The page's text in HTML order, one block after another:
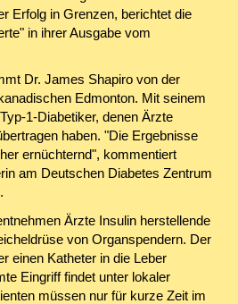
Erfolg in Grenzen, berichtet die
in ihrer Ausgabe vom
Dr. James Shapiro von der
Edmonton. Mit seinem
1-Diabetiker, denen Ärzte
haben. "Die Ergebnisse
ernüchternd", kommentiert
am Deutschen Diabetes Zentrum
Ärzte Insulin herstellende
von Organspendern. Der
einen Katheter in die Leber
Eingriff findet unter lokaler
müssen nur für kurze Zeit im